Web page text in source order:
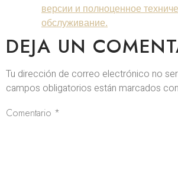
версии и полноценное
обслуживание.
DEJA UN
Tu dirección de correo electrónico no
campos obligatorios están marcados con
Comentario *